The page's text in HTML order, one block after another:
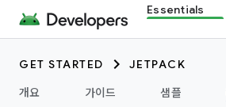
Essentials
GET STARTED
JETPACK
개요
가이드 샘플
androidx.camera.media3
androidx.car
androidx.car.app